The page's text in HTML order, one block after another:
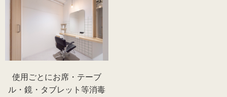
使用ごとにお席・テーブ
ル・鏡・タブレット等消毒